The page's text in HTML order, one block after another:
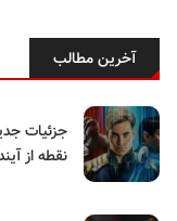
آخرین مطالب
جزئیات
نقطه از